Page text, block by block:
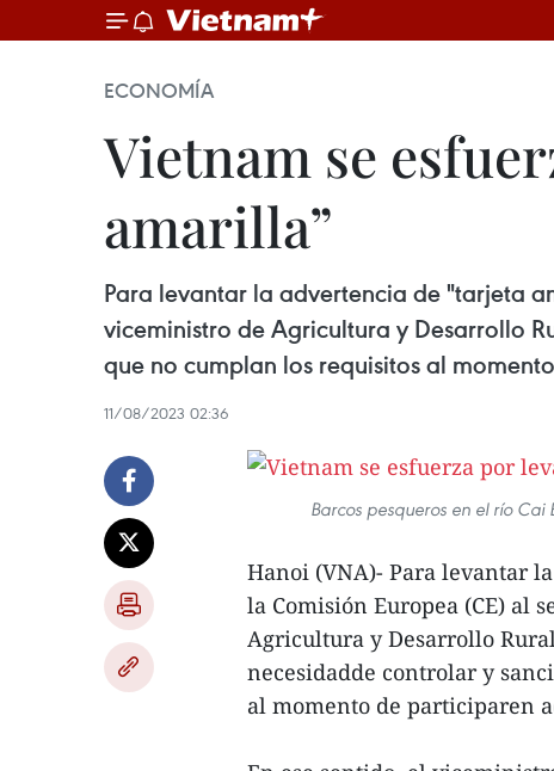
ECONOMÍA
Vietnam se
amarilla”
Para levantar la advertencia de "tarjeta
viceministro de Agricultura y Desarrollo
que no cumplan los requisitos al
11/08/2023 02:36
Barcos pesqueros en el río
Hanoi (VNA)- Para levantar
la Comisión Europea (CE) al
Agricultura y Desarrollo
necesidadde controlar y
al momento de participaren